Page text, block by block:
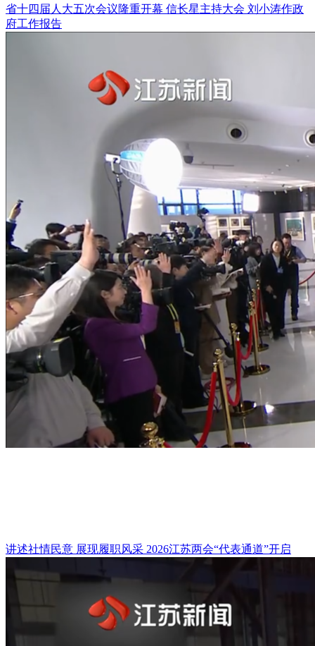
省十四届人大五次会议隆重开幕 信长星主持大会 刘小涛作政
府工作报告
讲述社情民意 展现履职风采 2026江苏两会“代表通道”开启